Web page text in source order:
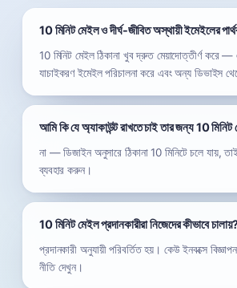
10 মিনিট মেইল ও দীর্ঘ-জীবিত অস্থায়ী ইমেইলের
10 মিনিট মেইল ঠিকানা খুব দ্রুত মেয়াদোত্তীর্ণ করে
যাচাইকরণ ইমেইল পরিচালনা করে এবং অন্য ডিভাইস
আমি কি যে অ্যাকাউন্ট রাখতে চাই তার জন্য 10 মিনিট
না — ডিজাইন অনুসারে ঠিকানা 10 মিনিটে চলে যায়,
ব্যবহার করুন।
10 মিনিট মেইল প্রদানকারীরা নিজেদের কীভাবে
প্রদানকারী অনুযায়ী পরিবর্তিত হয়। কেউ ইনবক্সে
নীতি দেখুন।